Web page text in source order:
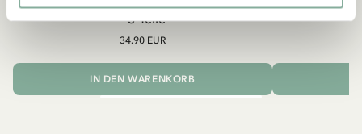
– 5 Teile
34.90 EUR
IN DEN WARENKORB